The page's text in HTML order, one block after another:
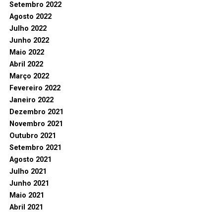
Setembro 2022
Agosto 2022
Julho 2022
Junho 2022
Maio 2022
Abril 2022
Março 2022
Fevereiro 2022
Janeiro 2022
Dezembro 2021
Novembro 2021
Outubro 2021
Setembro 2021
Agosto 2021
Julho 2021
Junho 2021
Maio 2021
Abril 2021